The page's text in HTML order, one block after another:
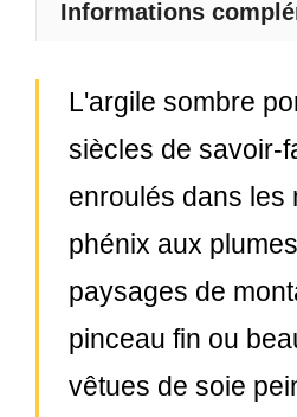
Informations
L'argile sombre
siècles de savoir-
enroulés dans les
phénix aux
paysages de
pinceau fin ou
vêtues de soie